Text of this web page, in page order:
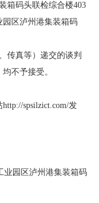
箱码头联检综合楼403
区泸州港集装箱码
传真等）递交的谈判
不予接受。
spsilzict.com/发
园区泸州港集装箱码